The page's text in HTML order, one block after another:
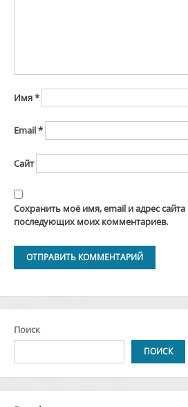
Имя*
Email*
Сайт
Сохранить моё имя, email и адрес сайта
последующих моих комментариев.
Поиск
ПОИСК